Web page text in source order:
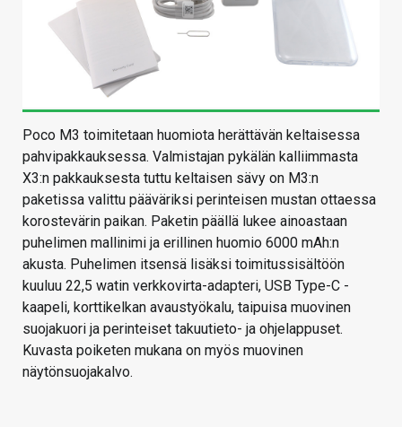
Poco M3 toimitetaan huomiota herättävän keltaisessa
pahvipakkauksessa. Valmistajan pykälän kalliimmasta
X3:n pakkauksesta tuttu keltaisen sävy on M3:n
paketissa valittu pääväriksi perinteisen mustan ottaessa
korostevärin paikan. Paketin päällä lukee ainoastaan
puhelimen mallinimi ja erillinen huomio 6000 mAh:n
akusta. Puhelimen itsensä lisäksi toimitussisältöön
kuuluu 22,5 watin verkkovirta-adapteri, USB Type-C -
kaapeli, korttikelkan avaustyökalu, taipuisa muovinen
suojakuori ja perinteiset takuutieto- ja ohjelappuset.
Kuvasta poiketen mukana on myös muovinen
näytönsuojakalvo.